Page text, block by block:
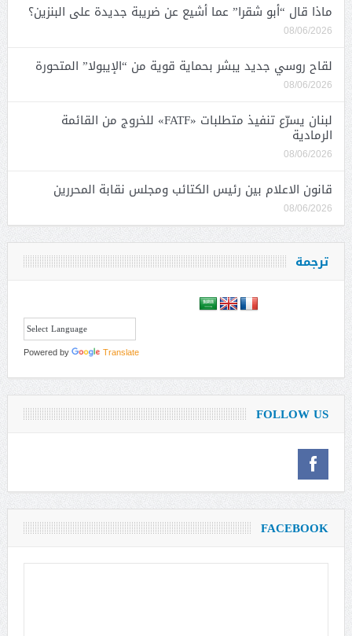
ماذا قال “أبو شقرا” عما أشيع عن ضريبة جديدة على البنزين؟
08/06/2026
لقاح روسي جديد يبشر بحماية قوية من “الإيبولا” المتحورة
08/06/2026
لبنان يسرّع تنفيذ متطلبات «FATF» للخروج من القائمة
الرمادية
08/06/2026
قانون الاعلام بين رئيس الكتائب ومجلس نقابة المحررين
08/06/2026
ترجمة
Powered by Translate
FOLLOW US
FACEBOOK